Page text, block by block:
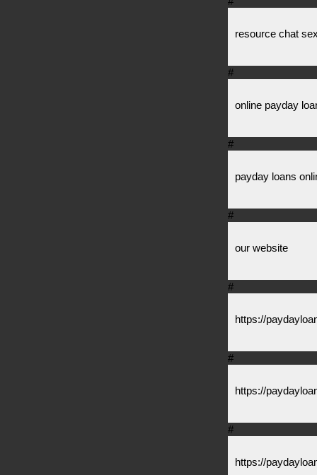
resource chat
#
online payday
#
payday loans
#
our website
#
https://
#
https://
#
https://